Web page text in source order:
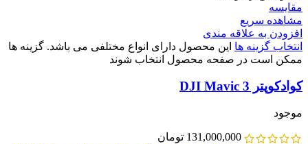
مقایسه
مشاهده سریع
افزودن به علاقه مندی
انتخاب گزینه ها این محصول دارای انواع مختلفی می باشد. گزینه ها
ممکن است در صفحه محصول انتخاب شوند
کوادکوپتر DJI Mavic 3
موجود
131,000,000 تومان